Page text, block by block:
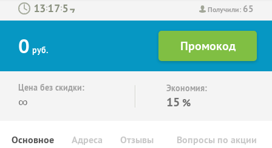
Получили: 65
: :
0 руб.
Цена без скидки:
∞
Экономия:
15 %
Основное Отзывы Вопросы по акции
Адреса